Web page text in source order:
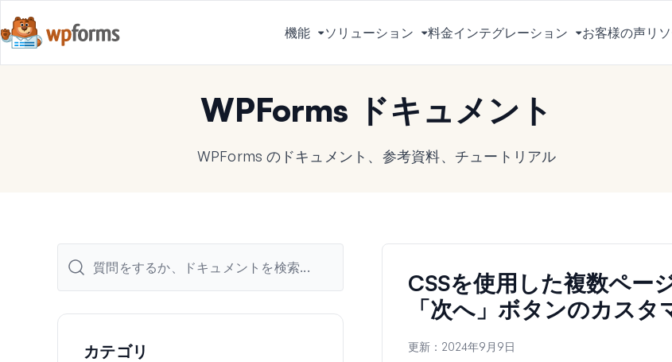
機能
メ
ニ
を
り
ソリューション
メ
ニ
を
り
料金インテグレーション
メ
ニ
お客様の声リ
WPForms ドキュメント
WPForms のドキュメント、参考資料、チュートリアル
CSSを使用した複数ペー
「次へ」ボタンのカスタ
更新： 2024年9月9日
カテゴリ